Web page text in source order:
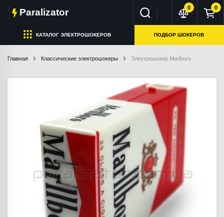
КАТАЛОГ ЭЛЕКТРОШОКЕРОВ ПОДБОР ШОКЕРОВ
Paralizator 0 0
Главная Классические электрошокеры Электрошокер Marlboro